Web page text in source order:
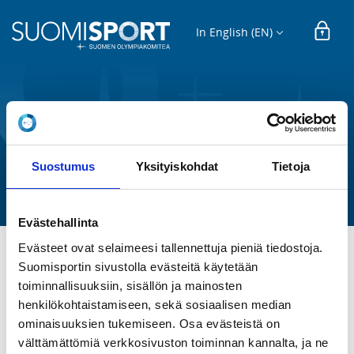
Suostumus Yksityiskohdat Tietoja
Evästehallinta
Evästeet ovat selaimeesi tallennettuja pieniä tiedostoja.
Suomisportin sivustolla evästeitä käytetään
toiminnallisuuksiin, sisällön ja mainosten
henkilökohtaistamiseen, sekä sosiaalisen median
ominaisuuksien tukemiseen. Osa evästeistä on
välttämättömiä verkkosivuston toiminnan kannalta, ja ne
In English (EN)
REGISTRATION
U7 (2020)
Lisätiedot löytyvät täältä:
https://www.raisionsalibandy.fi/joukkueet/p2020/
Th 2.7.2026 at 00:00 - Fr 30.4.2027 at 00:00